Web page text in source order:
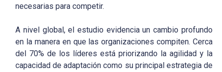
necesarias para competir.
A nivel global, el estudio evidencia un cambio profundo
en la manera en que las organizaciones compiten. Cerca
del 70% de los líderes está priorizando la agilidad y la
capacidad de adaptación como su principal estrategia de